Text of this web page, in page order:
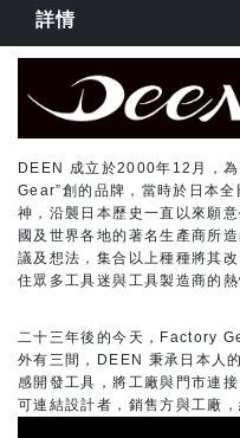
詳情
DEEN 成立於2000年12月，
Gear”創的品牌，當時於日本
神，沿襲日本歷史一直以來願
國及世界各地的著名生產商所
議及想法，集合以上種種將其
住眾多工具迷與工具製造商的熱
二十三年後的今天，Factory
外有三間，DEEN 秉承日本人
感開發工具，將工廠與門市連
可連結設計者，銷售方與工廠